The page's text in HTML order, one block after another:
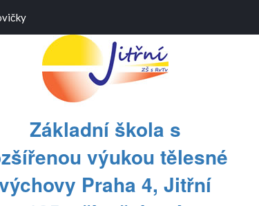
Základní škola s
výukou tělesné
Praha 4, Jitřní